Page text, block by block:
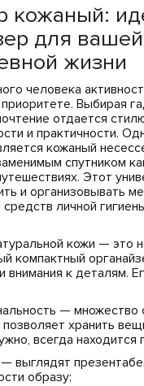
кожаный:
для вашей
жизни
человека
Выбирая
отдается
и практичности.
кожаный
спутником
Этот
и организовывать
личной
кожи — это
компактный
внимания к деталям.
— множество
хранить
всегда находится
— выглядят
образу;